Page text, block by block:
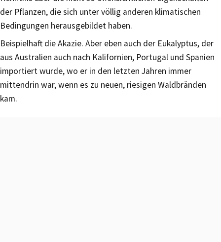
der Pflanzen, die sich unter völlig anderen klimatischen
Bedingungen herausgebildet haben.
Beispielhaft die Akazie. Aber eben auch der Eukalyptus, der
aus Australien auch nach Kalifornien, Portugal und Spanien
importiert wurde, wo er in den letzten Jahren immer
mittendrin war, wenn es zu neuen, riesigen Waldbränden
kam.